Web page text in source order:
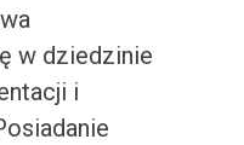
w dziedzinie
i